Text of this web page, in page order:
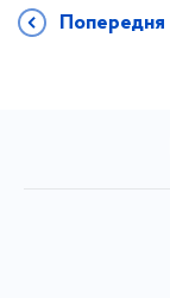
Попередня